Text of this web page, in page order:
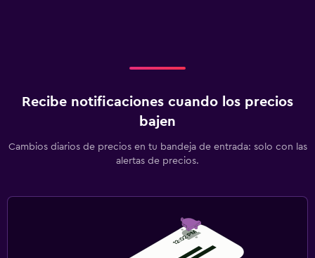
Recibe notificaciones cuando los precios
bajen
Cambios diarios de precios en tu bandeja de entrada: solo con las
alertas de precios.